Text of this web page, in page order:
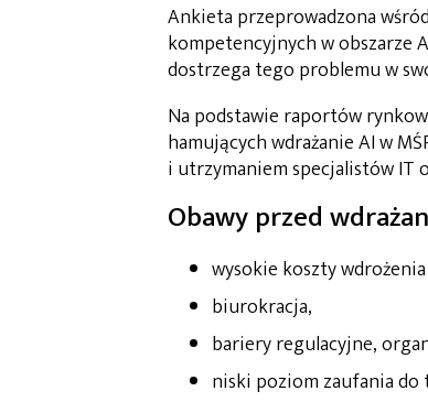
Ankieta przeprowadzona
kompetencyjnych w obszarze
dostrzega tego problemu w
Na podstawie raportów
hamujących wdrażanie AI w
i utrzymaniem specjalistów IT
Obawy przed
wysokie koszty
biurokracja,
bariery regulacyjne,
niski poziom zaufania